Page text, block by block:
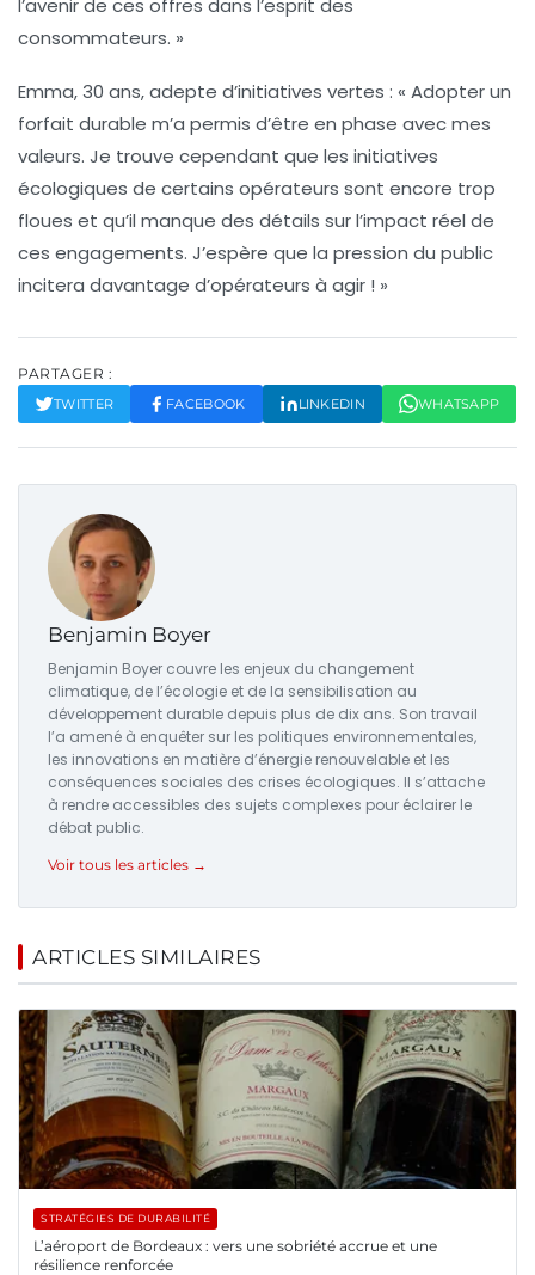
consommateurs. »
Emma, 30 ans, adepte d’initiatives vertes : « Adopter un
forfait durable m’a permis d’être en phase avec mes
valeurs. Je trouve cependant que les initiatives
écologiques de certains opérateurs sont encore trop
floues et qu’il manque des détails sur l’impact réel de
ces engagements. J’espère que la pression du public
incitera davantage d’opérateurs à agir ! »
PARTAGER :
TWITTER FACEBOOK LINKEDIN WHATSAPP
Benjamin Boyer
Benjamin Boyer couvre les enjeux du changement
climatique, de l’écologie et de la sensibilisation au
développement durable depuis plus de dix ans. Son travail
l’a amené à enquêter sur les politiques environnementales,
les innovations en matière d’énergie renouvelable et les
conséquences sociales des crises écologiques. Il s’attache
à rendre accessibles des sujets complexes pour éclairer le
débat public.
Voir tous les articles →
ARTICLES SIMILAIRES
STRATÉGIES DE DURABILITÉ
L’aéroport de Bordeaux : vers une sobriété accrue et une
résilience renforcée